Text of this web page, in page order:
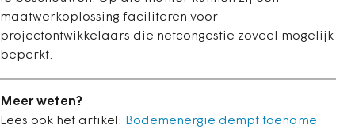
maatwerkoplossing faciliteren voor
projectontwikkelaars die netcongestie zoveel mogelijk
beperkt.
Meer weten?
Lees ook het artikel: Bodemenergie dempt toename